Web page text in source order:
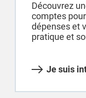
Découvrez
comptes
dépenses et
pratique et
Je suis